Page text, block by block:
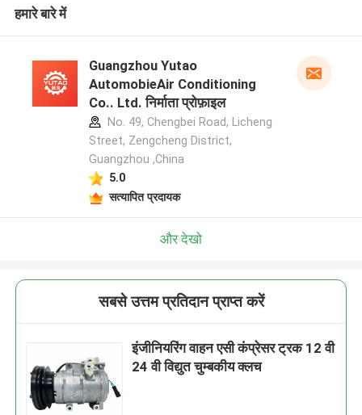
हमारे बारे में
Guangzhou Yutao
AutomobieAir Conditioning
Co.. Ltd. निर्माता प्रोफ़ाइल
No. 49, Chengbei Road, Licheng
Street, Zengcheng District,
Guangzhou ,China
5.0
सत्यापित प्रदायक
और देखो
सबसे उत्तम प्रतिदान प्राप्त करें
इंजीनियरिंग वाहन एसी कंप्रेसर ट्रक 12 वी
24 वी विद्युत चुम्बकीय क्लच